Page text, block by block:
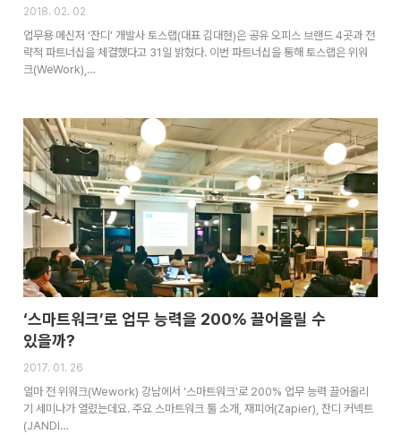
2018. 02. 02
업무용 메신저 ‘잔디’ 개발사 토스랩(대표 김대현)은 공유 오피스 브랜드 4곳과 전
략적 파트너십을 체결했다고 31일 밝혔다. 이번 파트너십을 통해 토스랩은 위워
크(WeWork),…
‘스마트워크’로 업무 능력을 200% 끌어올릴 수
있을까?
2017. 01. 26
얼마 전 위워크(Wework) 강남에서 '스마트워크'로 200% 업무 능력 끌어올리
기 세미나가 열렸는데요. 주요 스마트워크 툴 소개, 재피어(Zapier), 잔디 커넥트
(JANDI…